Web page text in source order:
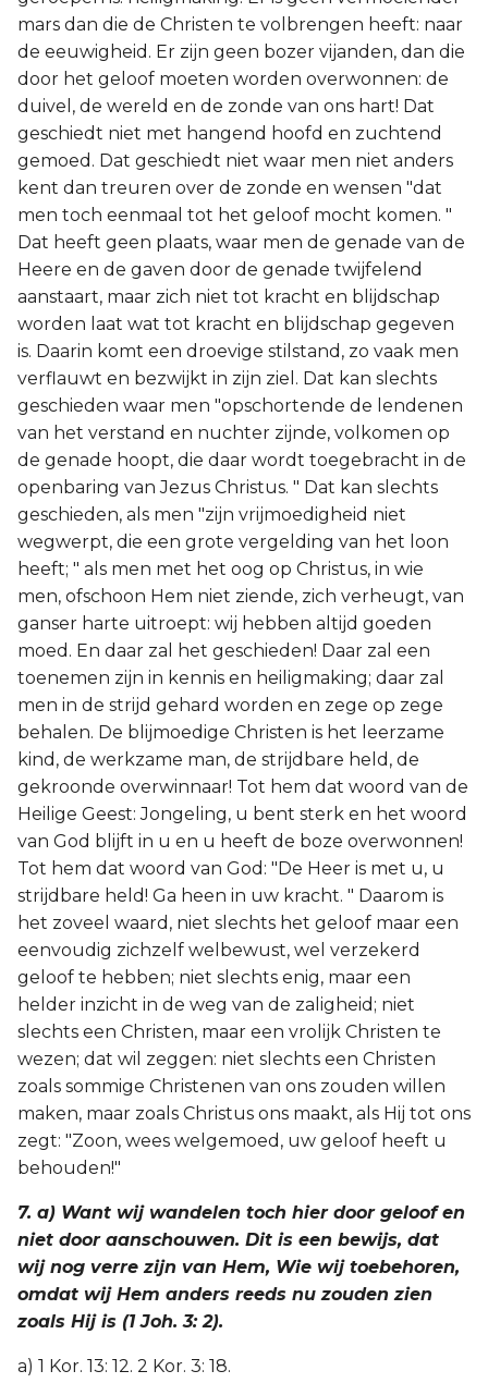
mars dan die de Christen te volbrengen heeft: naar
de eeuwigheid. Er zijn geen bozer vijanden, dan die
door het geloof moeten worden overwonnen: de
duivel, de wereld en de zonde van ons hart! Dat
geschiedt niet met hangend hoofd en zuchtend
gemoed. Dat geschiedt niet waar men niet anders
kent dan treuren over de zonde en wensen "dat
men toch eenmaal tot het geloof mocht komen. "
Dat heeft geen plaats, waar men de genade van de
Heere en de gaven door de genade twijfelend
aanstaart, maar zich niet tot kracht en blijdschap
worden laat wat tot kracht en blijdschap gegeven
is. Daarin komt een droevige stilstand, zo vaak men
verflauwt en bezwijkt in zijn ziel. Dat kan slechts
geschieden waar men "opschortende de lendenen
van het verstand en nuchter zijnde, volkomen op
de genade hoopt, die daar wordt toegebracht in de
openbaring van Jezus Christus. " Dat kan slechts
geschieden, als men "zijn vrijmoedigheid niet
wegwerpt, die een grote vergelding van het loon
heeft; " als men met het oog op Christus, in wie
men, ofschoon Hem niet ziende, zich verheugt, van
ganser harte uitroept: wij hebben altijd goeden
moed. En daar zal het geschieden! Daar zal een
toenemen zijn in kennis en heiligmaking; daar zal
men in de strijd gehard worden en zege op zege
behalen. De blijmoedige Christen is het leerzame
kind, de werkzame man, de strijdbare held, de
gekroonde overwinnaar! Tot hem dat woord van de
Heilige Geest: Jongeling, u bent sterk en het woord
van God blijft in u en u heeft de boze overwonnen!
Tot hem dat woord van God: "De Heer is met u, u
strijdbare held! Ga heen in uw kracht. " Daarom is
het zoveel waard, niet slechts het geloof maar een
eenvoudig zichzelf welbewust, wel verzekerd
geloof te hebben; niet slechts enig, maar een
helder inzicht in de weg van de zaligheid; niet
slechts een Christen, maar een vrolijk Christen te
wezen; dat wil zeggen: niet slechts een Christen
zoals sommige Christenen van ons zouden willen
maken, maar zoals Christus ons maakt, als Hij tot ons
zegt: "Zoon, wees welgemoed, uw geloof heeft u
behouden!"
7. a) Want wij wandelen toch hier door geloof en
niet door aanschouwen. Dit is een bewijs, dat
wij nog verre zijn van Hem, Wie wij toebehoren,
omdat wij Hem anders reeds nu zouden zien
zoals Hij is (1 Joh. 3: 2).
a) 1 Kor. 13: 12. 2 Kor. 3: 18.